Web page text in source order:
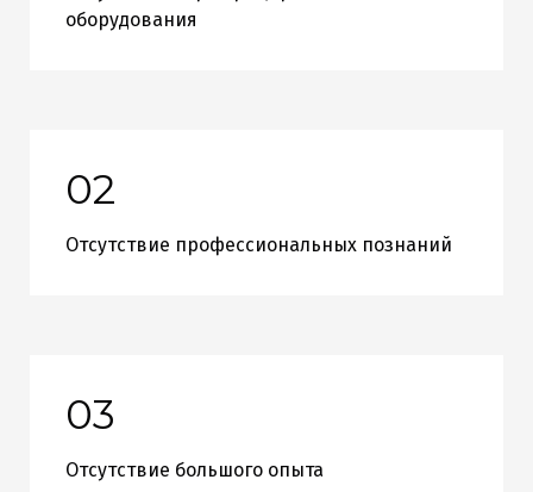
оборудования
02
Отсутствие профессиональных познаний
03
Отсутствие большого опыта